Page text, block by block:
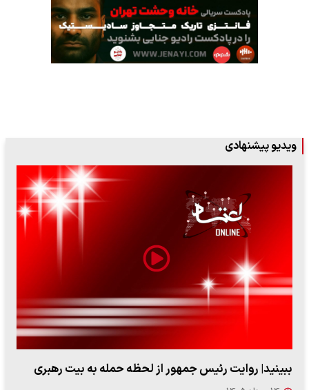
ویدیو پیشنهادی
ببینید| روایت رئیس جمهور از لحظه حمله به بیت رهبری